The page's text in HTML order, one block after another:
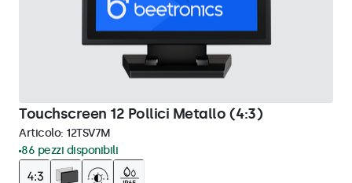
Touchscreen 12 Pollici Metallo (4:3)
Articolo: 12TSV7M
86 pezzi disponibili